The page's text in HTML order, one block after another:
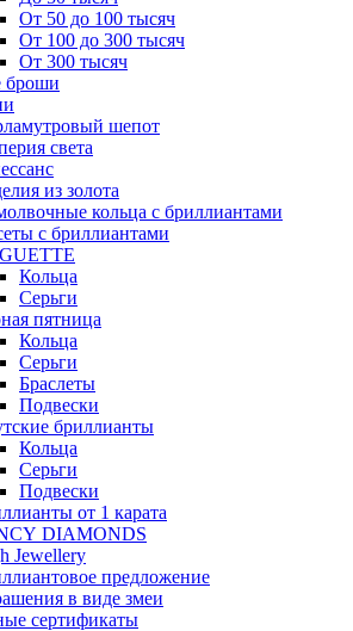
От 50 до 100 тысяч
От 100 до 300 тысяч
От 300 тысяч
броши
шепот
света
из золота
кольца с бриллиантами
с бриллиантами
Кольца
Серьги
пятница
Кольца
Серьги
Браслеты
Подвески
бриллианты
Кольца
Серьги
Подвески
от 1 карата
DIAMONDS
Jewellery
предложение
в виде змеи
сертификаты